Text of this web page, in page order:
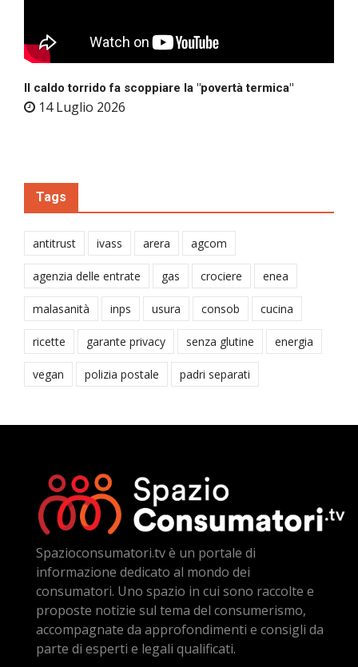
Il caldo torrido fa scoppiare la "povertà termica"
14 Luglio 2026
Tags
antitrust ivass arera agcom
agenzia delle entrate gas crociere enea
malasanità inps usura consob cucina
ricette garante privacy senza glutine energia
vegan polizia postale padri separati
Spazioconsumatori.tv è un portale di
informazione dedicato al mondo dei
consumatori. Uno spazio in cui sono raccolte e
proposte notizie sul tema del consumerismo,
accompagnate da approfondimenti e consigli da
parte di esperti e legali qualificati.